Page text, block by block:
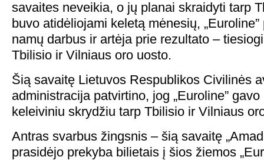
savaites neveikia, o jų planai skraidyti tarp
buvo atidėliojami keletą mėnesių,
namų darbus ir artėja prie rezultato –
Tbilisio ir Vilniaus oro uosto.
Šią savaitę Lietuvos Respublikos Civilinės
administracija patvirtino, jog „Euroline”
keleiviniu skrydžiu tarp Tbilisio ir Vilniaus
Antras svarbus žingsnis – šią savaitę
prasidėjo prekyba bilietais į šios žiemos